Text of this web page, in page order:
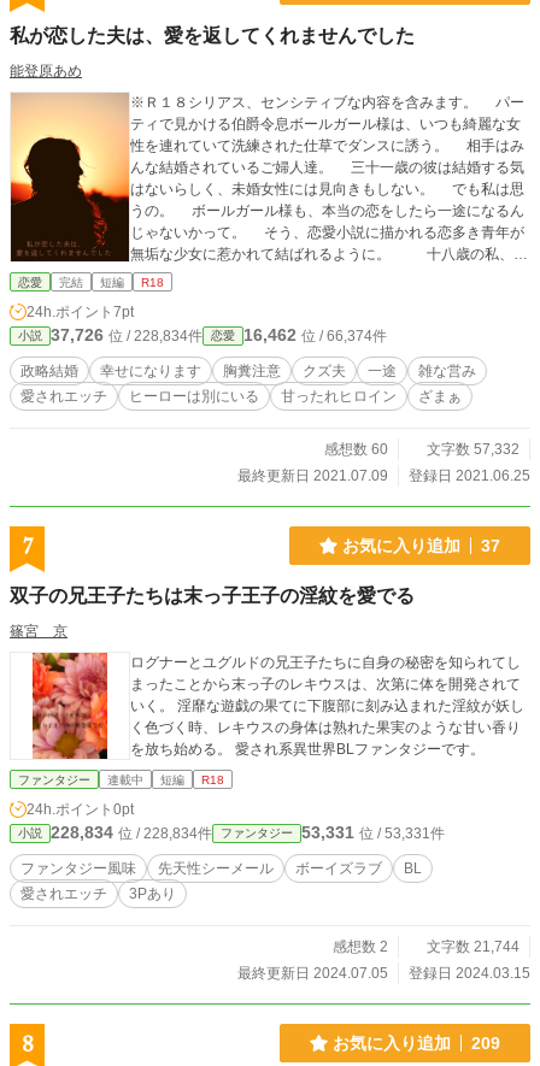
私が恋した夫は、愛を返してくれませんでした
能登原あめ
※Ｒ１８シリアス、センシティブな内容を含みます。 パー
ティで見かける伯爵令息ボールガール様は、いつも綺麗な女
性を連れていて洗練された仕草でダンスに誘う。 相手はみ
んな結婚されているご婦人達。 三十一歳の彼は結婚する気
はないらしく、未婚女性には見向きもしない。 でも私は思
うの。 ボールガール様も、本当の恋をしたら一途になるん
じゃないかって。 そう、恋愛小説に描かれる恋多き青年が
無垢な少女に惹かれて結ばれるように。 十八歳の私、ミ
レイユは彼に恋をしていたけど眺めるだけでよかった。 い
爵令嬢だから。 だけど持参金だけはたっぷりあったから、
ボールガール様との政略結婚に舞い上がる。 もっときれ
いになる努力をしよう。 いつの日か振り向いてもらえるこ
とを夢見ていたけれど――。 ＊ 可愛い話ではなく、前半スト
レス展開で(主にＲ面で)エグいです。ヒロインは幸せになりま
上げ、ささやかに改稿しました('22.02) ＊ 全２２話＋おまけ
小話未定 ＊ Ｒシーンには軽めのものにも※マークをつけま
で作成した画像を使用しております。
恋愛 完結 短編 R18
24h.ポイント 7pt
小説 37,726 位 / 228,834件 恋愛 16,462 位 / 66,374件
政略結婚 幸せになります 胸糞注意 クズ夫 一途
雑な営み
愛されエッチ
ヒーローは別にいる 甘ったれヒロイン ざまぁ
感想数 60
文字数 57,332
最終更新日 2021.07.09
登録日 2021.06.25
7 お気に入り追加 37
双子の兄王子たちは末っ子王子の淫紋を愛でる
篠宮 京
ログナーとユグルドの兄王子たちに自身の秘密を知られてし
まったことから末っ子のレキウスは、次第に体を開発されて
いく。 淫靡な遊戯の果てに下腹部に刻み込まれた淫紋が妖し
く色づく時、レキウスの身体は熟れた果実のような甘い香り
を放ち始める。 愛され系異世界BLファンタジーです。
ファンタジー 連載中 短編 R18
24h.ポイント 0pt
小説 228,834 位 / 228,834件 ファンタジー 53,331 位 / 53,331件
ファンタジー風味 先天性シーメール ボーイズラブ
BL
愛されエッチ
3Pあり
感想数 2
文字数 21,744
最終更新日 2024.07.05
登録日 2024.03.15
8 お気に入り追加 209